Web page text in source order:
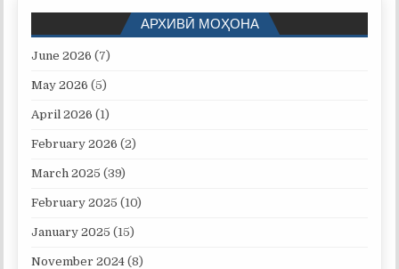
АРХИВӢ МОҲОНА
June 2026 (7)
May 2026 (5)
April 2026 (1)
February 2026 (2)
March 2025 (39)
February 2025 (10)
January 2025 (15)
November 2024 (8)